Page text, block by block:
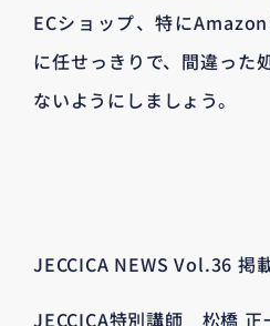
ECショップ、特に
に任せっきりで、間違った
ないようにしましょう。
JECCICA NEWS Vol.36 掲
JECCICA特別講師 松橋 正